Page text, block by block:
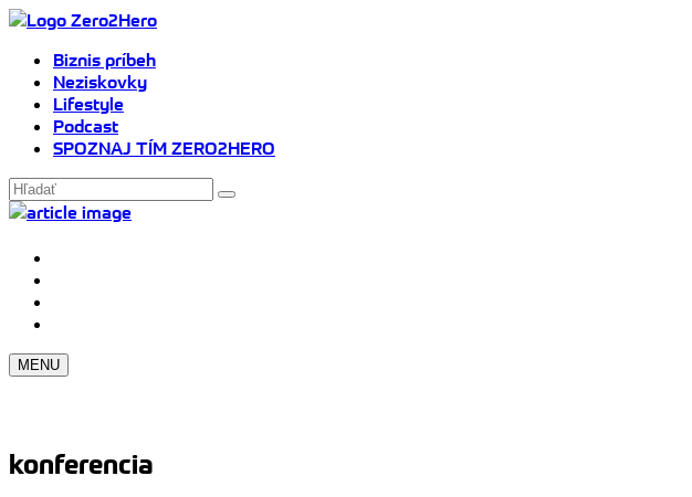
Biznis príbeh
Neziskovky
Lifestyle
Podcast
SPOZNAJ TÍM ZERO2HERO
MENU
konferencia